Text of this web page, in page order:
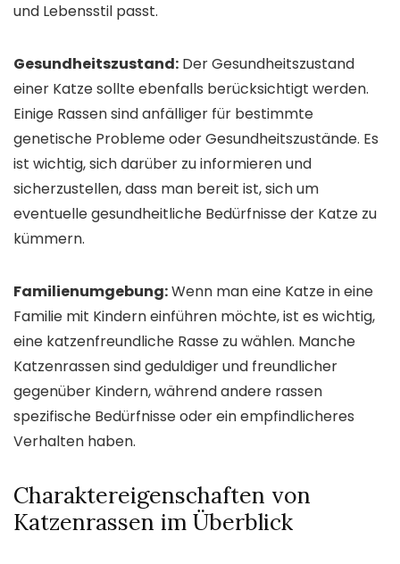
und Lebensstil passt.
Gesundheitszustand: Der Gesundheitszustand
einer Katze sollte ebenfalls berücksichtigt werden.
Einige Rassen sind anfälliger für bestimmte
genetische Probleme oder Gesundheitszustände. Es
ist wichtig, sich darüber zu informieren und
sicherzustellen, dass man bereit ist, sich um
eventuelle gesundheitliche Bedürfnisse der Katze zu
kümmern.
Familienumgebung:Wenn man eine Katze in eine
Familie mit Kindern einführen möchte, ist es wichtig,
eine katzenfreundliche Rasse zu wählen. Manche
Katzenrassen sind geduldiger und freundlicher
gegenüber Kindern, während andere rassen
spezifische Bedürfnisse oder ein empfindlicheres
Verhalten haben.
Charaktereigenschaften von
Katzenrassen im Überblick